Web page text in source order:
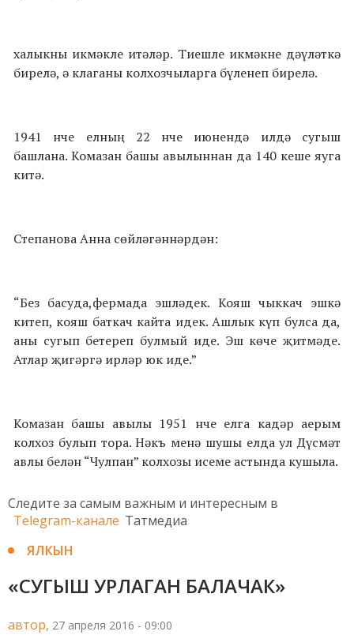
халыкны икмәкле итәләр. Тиешле икмәкне дәүләткә
бирелә, ә клаганы колхозчыларга бүленеп бирелә.
1941 нче елның 22 нче июнендә илдә сугыш
башлана. Комазан башы авылыннан да 140 кеше яуга
китә.
Степанова Анна сөйләгәннәрдән:
“Без басуда,фермада эшләдек. Кояш чыккач эшкә
китеп, кояш баткач кайта идек. Ашлык күп булса да,
аны сугып бетереп булмый иде. Эш көче җитмәде.
Атлар җигәргә ирләр юк иде.”
Комазан башы авылы 1951 нче елга кадәр аерым
колхоз булып тора. Нәкъ менә шушы елда ул Дүсмәт
авлы белән “Чулпан” колхозы исеме астында кушыла.
Следите за самым важным и интересным в
Telegram-канале Татмедиа
ЯЛКЫН
«СУГЫШ УРЛАГАН БАЛАЧАК»
автор, 27 апреля 2016 - 09:00